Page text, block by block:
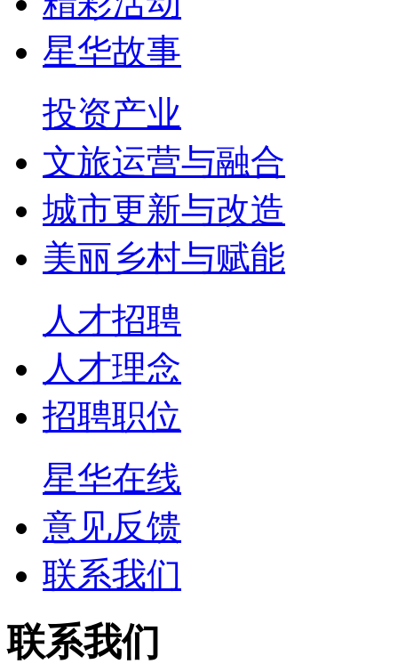
星华故事
投资产业
文旅运营与融合
城市更新与改造
美丽乡村与赋能
人才招聘
人才理念
招聘职位
星华在线
意见反馈
联系我们
联系我们